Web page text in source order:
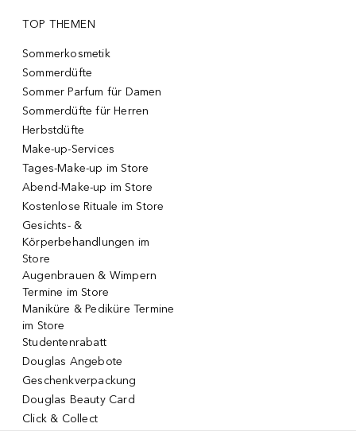
TOP THEMEN
Sommerkosmetik
Sommerdüfte
Sommer Parfum für Damen
Sommerdüfte für Herren
Herbstdüfte
Make-up-Services
Tages-Make-up im Store
Abend-Make-up im Store
Kostenlose Rituale im Store
Gesichts- &
Körperbehandlungen im
Store
Augenbrauen & Wimpern
Termine im Store
Maniküre & Pediküre Termine
im Store
Studentenrabatt
Douglas Angebote
Geschenkverpackung
Douglas Beauty Card
Click & Collect